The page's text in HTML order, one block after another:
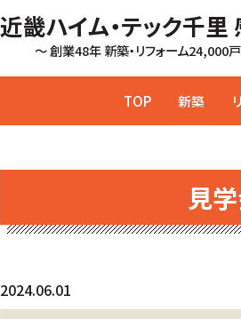
近畿ハイム・テック千
～ 創業48年 新築・リフォーム24,000
TOP 新築
見
2024.06.01